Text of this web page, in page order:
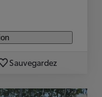
Sauvegardez